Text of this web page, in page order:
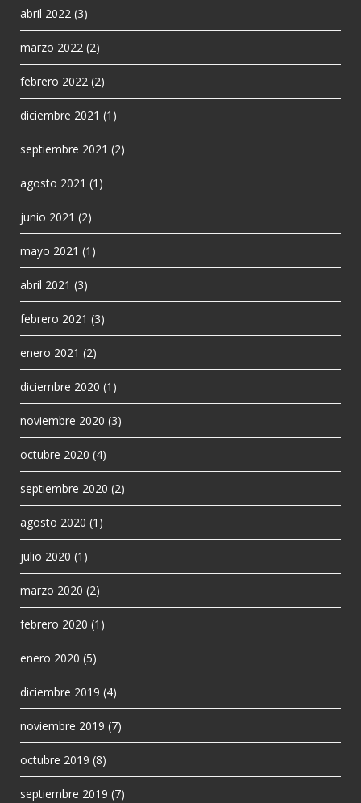
abril 2022 (3)
marzo 2022 (2)
febrero 2022 (2)
diciembre 2021 (1)
septiembre 2021 (2)
agosto 2021 (1)
junio 2021 (2)
mayo 2021 (1)
abril 2021 (3)
febrero 2021 (3)
enero 2021 (2)
diciembre 2020 (1)
noviembre 2020 (3)
octubre 2020 (4)
septiembre 2020 (2)
agosto 2020 (1)
julio 2020 (1)
marzo 2020 (2)
febrero 2020 (1)
enero 2020 (5)
diciembre 2019 (4)
noviembre 2019 (7)
octubre 2019 (8)
septiembre 2019 (7)